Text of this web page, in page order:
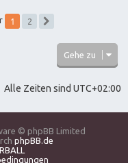
1
2
Gehe zu
Alle Zeiten sind UTC+02:00
© phpBB Limited
phpBB.de